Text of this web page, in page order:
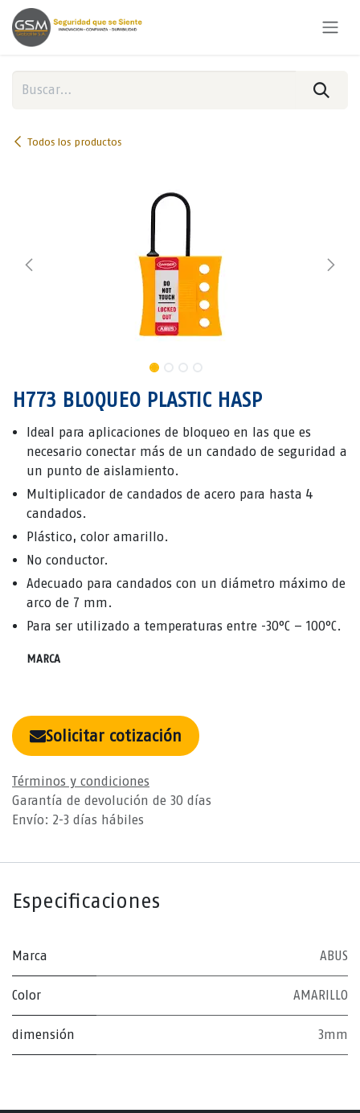
Ir al contenido
Todos los productos
H773 BLOQUEO PLASTIC HASP
Ideal para aplicaciones de bloqueo en las que es
necesario conectar más de un candado de seguridad a
un punto de aislamiento.
Multiplicador de candados de acero para hasta 4
candados.
Plástico, color amarillo.
No conductor.
Adecuado para candados con un diámetro máximo de
arco de 7 mm.
Para ser utilizado a temperaturas entre -30°C – 100°C.
MARCA
Solicitar cotización
Términos y condiciones
Garantía de devolución de 30 días
Envío: 2-3 días hábiles
Especificaciones
Marca ABUS
Color AMARILLO
dimensión 3mm